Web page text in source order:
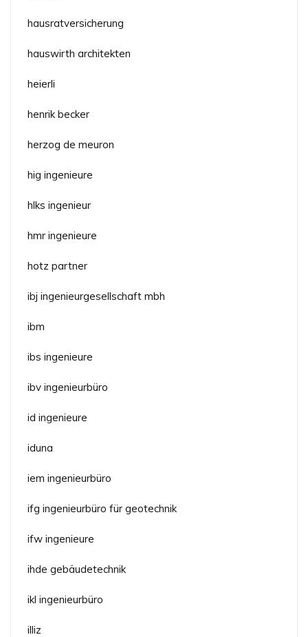
hausratversicherung
hauswirth architekten
heierli
henrik becker
herzog de meuron
hig ingenieure
hlks ingenieur
hmr ingenieure
hotz partner
ibj ingenieurgesellschaft mbh
ibm
ibs ingenieure
ibv ingenieurbüro
id ingenieure
iduna
iem ingenieurbüro
ifg ingenieurbüro für geotechnik
ifw ingenieure
ihde gebäudetechnik
ikl ingenieurbüro
illiz